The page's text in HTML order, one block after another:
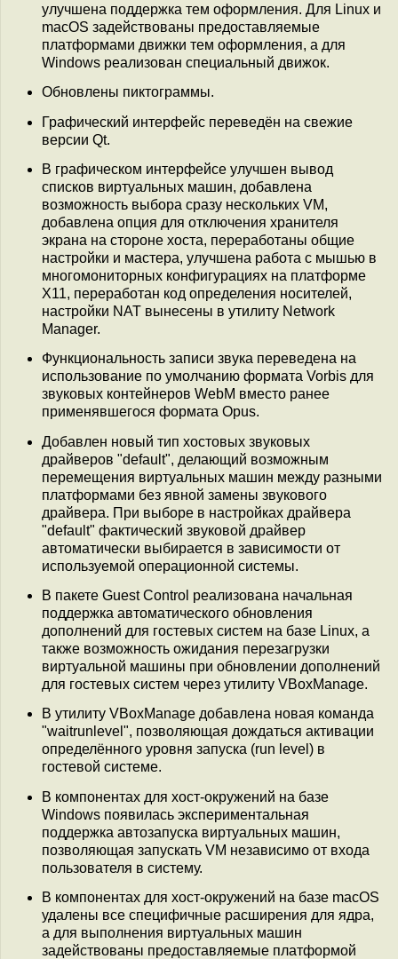
улучшена поддержка тем оформления. Для Linux и
macOS задействованы предоставляемые
платформами движки тем оформления, а для
Windows реализован специальный движок.
Обновлены пиктограммы.
Графический интерфейс переведён на свежие
версии Qt.
В графическом интерфейсе улучшен вывод
списков виртуальных машин, добавлена
возможность выбора сразу нескольких VM,
добавлена опция для отключения хранителя
экрана на стороне хоста, переработаны общие
настройки и маcтера, улучшена работа с мышью в
многомониторных конфигурациях на платформе
X11, переработан код определения носителей,
настройки NAT вынесены в утилиту Network
Manager.
Функциональность записи звука переведена на
использование по умолчанию формата Vorbis для
звуковых контейнеров WebM вместо ранее
применявшегося формата Opus.
Добавлен новый тип хостовых звуковых
драйверов "default", делающий возможным
перемещения виртуальных машин между разными
платформами без явной замены звукового
драйвера. При выборе в настройках драйвера
"default" фактический звуковой драйвер
автоматически выбирается в зависимости от
используемой операционной системы.
В пакете Guest Control реализована начальная
поддержка автоматического обновления
дополнений для гостевых систем на базе Linux, а
также возможность ожидания перезагрузки
виртуальной машины при обновлении дополнений
для гостевых систем через утилиту VBoxManage.
В утилиту VBoxManage добавлена новая команда
"waitrunlevel", позволяющая дождаться активации
определённого уровня запуска (run level) в
гостевой системе.
В компонентах для хост-окружений на базе
Windows появилась экспериментальная
поддержка автозапуска виртуальных машин,
позволяющая запускать VM независимо от входа
пользователя в систему.
В компонентах для хост-окружений на базе macOS
удалены все специфичные расширения для ядра,
а для выполнения виртуальных машин
задействованы предоставляемые платформой